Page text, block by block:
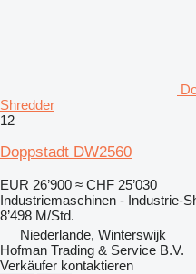
Shredder
12
Doppstadt DW2560
EUR 26’900 ≈ CHF 25’030
Industriemaschinen - Industrie-
8’498 M/Std.
Niederlande, Winterswijk
Hofman Trading & Service B.V.
Verkäufer kontaktieren